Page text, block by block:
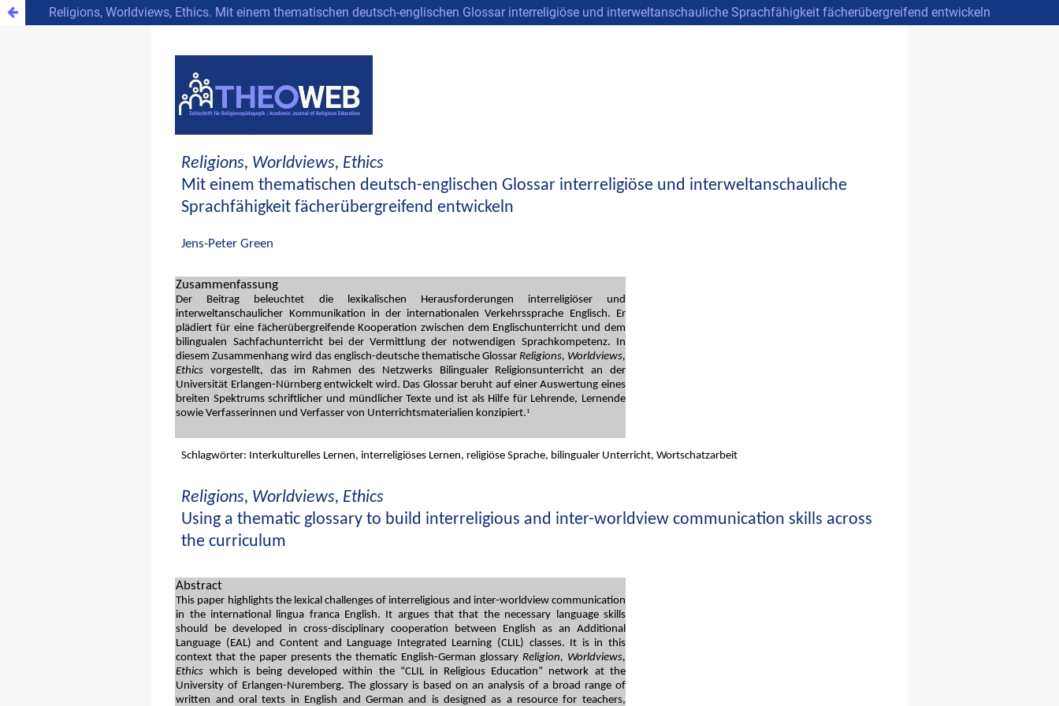
Religions, Worldviews, Ethics. Mit einem thematischen deutsch-englischen Glossar interreligiöse und interweltanschauliche Sprachfähigkeit fächerübergreifend entwickeln